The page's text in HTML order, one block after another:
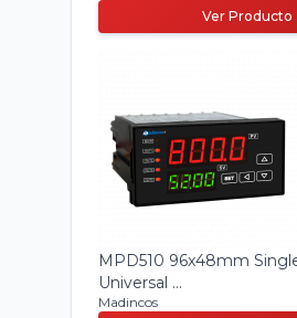
Ver Producto
MPD510 96x48mm
Universal ...
Madincos